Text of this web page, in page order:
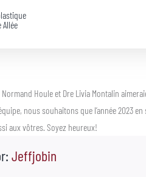
Normand Houle et Dre Livia Montalin
nous souhaitons que l’année 2023
aux vôtres. Soyez heureux!
Jeffjobin